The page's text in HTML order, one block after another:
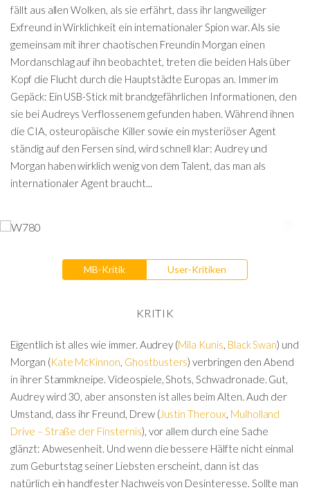
fällt aus allen Wolken, als sie erfährt, dass ihr langweiliger
Exfreund in Wirklichkeit ein internationaler Spion war. Als sie
gemeinsam mit ihrer chaotischen Freundin Morgan einen
Mordanschlag auf ihn beobachtet, treten die beiden Hals über
Kopf die Flucht durch die Hauptstädte Europas an. Immer im
Gepäck: Ein USB-Stick mit brandgefährlichen Informationen, den
sie bei Audreys Verflossenem gefunden haben. Während ihnen
die CIA, osteuropäische Killer sowie ein mysteriöser Agent
ständig auf den Fersen sind, wird schnell klar: Audrey und
Morgan haben wirklich wenig von dem Talent, das man als
internationaler Agent braucht...
MB-Kritik User-Kritiken
KRITIK
Eigentlich ist alles wie immer. Audrey (Mila Kunis Black Swan) und
Morgan (Kate McKinnon Ghostbusters) verbringen den Abend
in ihrer Stammkneipe. Videospiele, Shots, Schwadronade. Gut,
Audrey wird 30, aber ansonsten ist alles beim Alten. Auch der
Umstand, dass ihr Freund, Drew (Justin Theroux, Mulholland
Drive – Straße der Finsternis), vor allem durch eine Sache
glänzt: Abwesenheit. Und wenn die bessere Hälfte nicht einmal
zum Geburtstag seiner Liebsten erscheint, dann ist das
natürlich ein handfester Nachweis von Desinteresse. Sollte man